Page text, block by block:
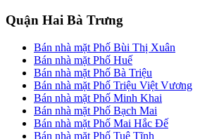
Quận Hai Bà Trưng
Bán nhà mặt Phố Bùi Thị Xuân
Bán nhà mặt Phố Huế
Bán nhà mặt Phố Bà Triệu
Bán nhà mặt Phố Triệu Việt Vương
Bán nhà mặt Phố Minh Khai
Bán nhà mặt Phố Bạch Mai
Bán nhà mặt Phố Mai Hắc Đế
Bán nhà mặt Phố Tuệ Tĩnh